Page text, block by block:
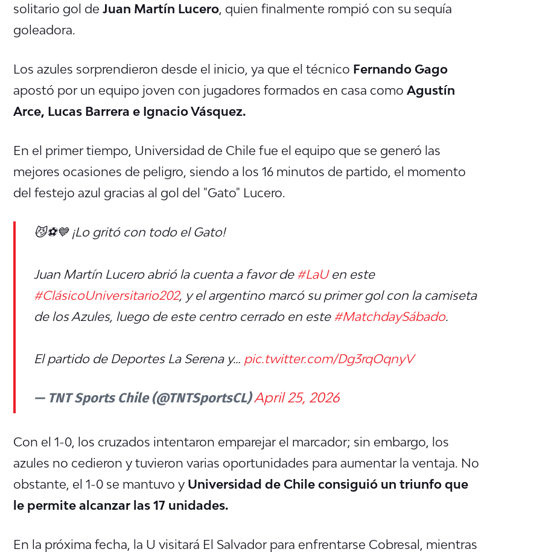
solitario gol de Juan Martín Lucero, quien finalmente rompió con su sequía
goleadora.
Los azules sorprendieron desde el inicio, ya que el técnico Fernando Gago
apostó por un equipo joven con jugadores formados en casa como Agustín
Arce, Lucas Barrera e Ignacio Vásquez.
En el primer tiempo, Universidad de Chile fue el equipo que se generó las
mejores ocasiones de peligro, siendo a los 16 minutos de partido, el momento
del festejo azul gracias al gol del "Gato" Lucero.
😼⚽💙 ¡Lo gritó con todo el Gato!
Juan Martín Lucero abrió la cuenta a favor de #LaUen este
#ClásicoUniversitario202, y el argentino marcó su primer gol con la camiseta
de los Azules, luego de este centro cerrado en este #MatchdaySábado.
El partido de Deportes La Serena y… pic.twitter.com/Dg3rqOqnyV
— TNT Sports Chile (@TNTSportsCL)April 25, 2026
Con el 1-0, los cruzados intentaron emparejar el marcador; sin embargo, los
azules no cedieron y tuvieron varias oportunidades para aumentar la ventaja. No
obstante, el 1-0 se mantuvo y Universidad de Chile consiguió un triunfo que
le permite alcanzar las 17 unidades.
En la próxima fecha, la U visitará El Salvador para enfrentarse Cobresal, mientras